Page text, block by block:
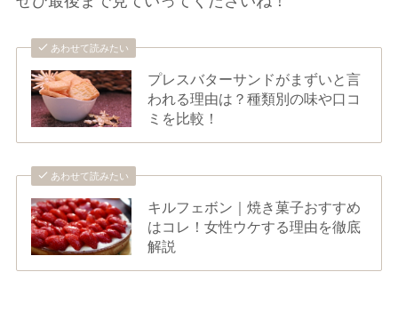
あわせて読みたい
プレスバターサンドがまずいと言
われる理由は？種類別の味や口コ
ミを比較！
あわせて読みたい
キルフェボン｜焼き菓子おすすめ
はコレ！女性ウケする理由を徹底
解説